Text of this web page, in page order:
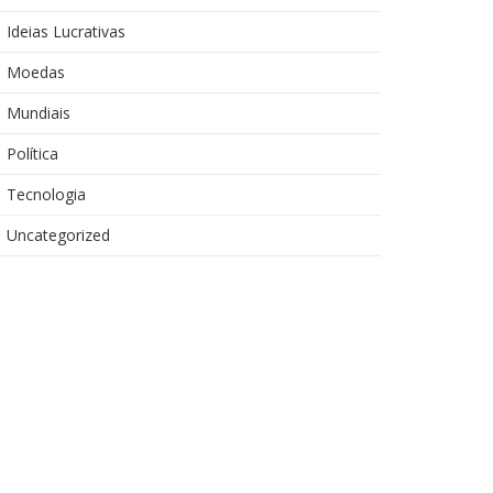
Ideias Lucrativas
Moedas
Mundiais
Política
Tecnologia
Uncategorized